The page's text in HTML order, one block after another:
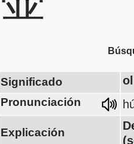
Significado
Pronunciación
Explicación